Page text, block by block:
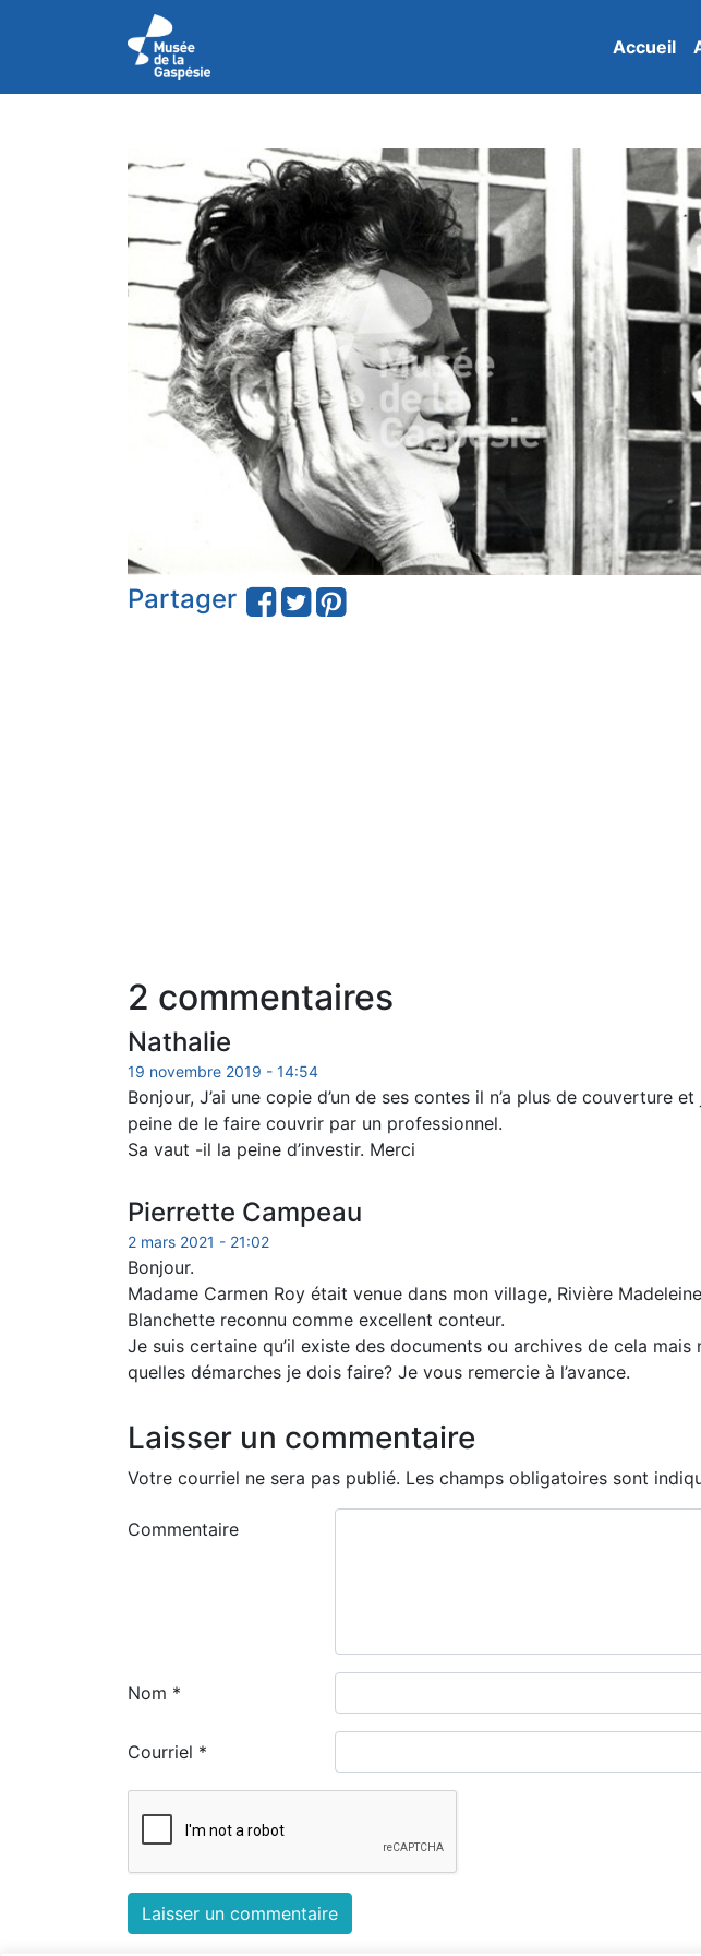
Accueil
Partager
2 commentaires
Nathalie
19 novembre 2019 - 14:54
Bonjour, J’ai une copie d’un de ses contes il n’a plus de couverture
peine de le faire couvrir par un professionnel.
Sa vaut -il la peine d’investir. Merci
Pierrette Campeau
2 mars 2021 - 21:02
Bonjour.
Madame Carmen Roy était venue dans mon village, Rivière
Blanchette reconnu comme excellent conteur.
Je suis certaine qu’il existe des documents ou archives de cela
quelles démarches je dois faire? Je vous remercie à l’avance.
Laisser un commentaire
Votre courriel ne sera pas publié. Les champs obligatoires sont
Commentaire
Nom *
Courriel *